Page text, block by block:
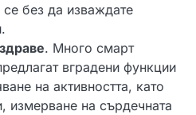
без да изваждате
. Много смарт
вградени функции
на активността, като
измерване на сърдечната